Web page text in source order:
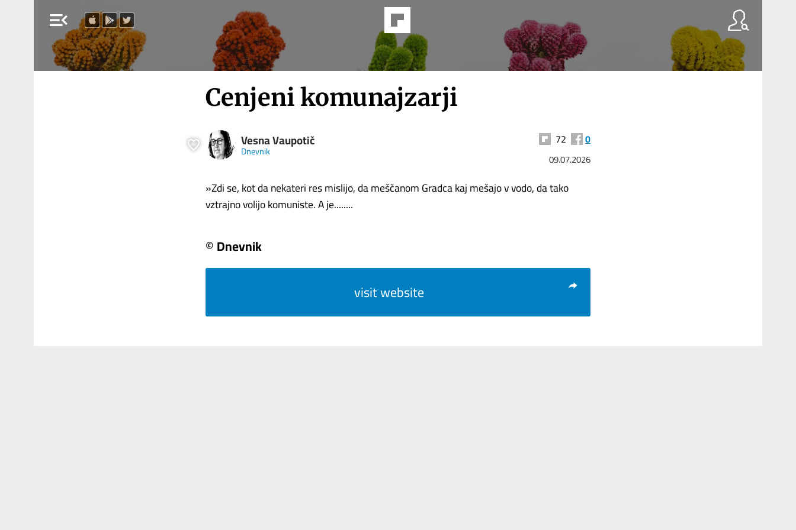
menu_open
Cenjeni komunajzarji
Vesna Vaupotič
Dnevnik
72 0
09.07.2026
»Zdi se, kot da nekateri res mislijo, da meščanom Gradca kaj mešajo v vodo, da tako
vztrajno volijo komuniste. A je........
© Dnevnik
visit website